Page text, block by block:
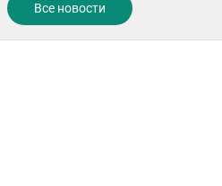
Все новости